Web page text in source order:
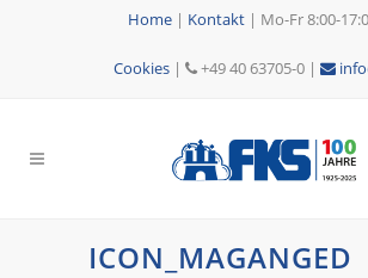
Home | Kontakt | Mo-Fr 8:00-
Cookies| +49 40 63705-0 |
ICON_MAGANGED